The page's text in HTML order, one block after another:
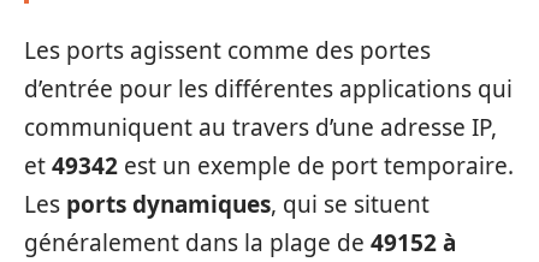
Les ports agissent comme des portes
d’entrée pour les différentes applications qui
communiquent au travers d’une adresse IP,
et49342 est un exemple de port temporaire.
Les ports dynamiques, qui se situent
généralement dans la plage de 49152 à